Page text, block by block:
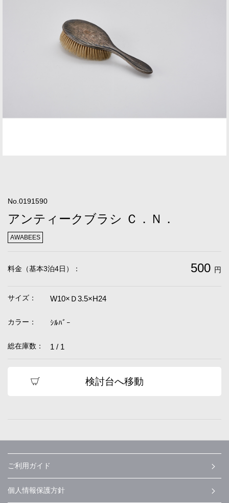
No.0191590
アンティークブラシ Ｃ．Ｎ．
AWABEES
料金（基本3泊4日）： 500 円
サイズ： W10×Ｄ3.5×H24
カラー： ｼﾙﾊﾞｰ
総在庫数： 1 / 1
検討台へ移動
ご利用ガイド
個人情報保護方針